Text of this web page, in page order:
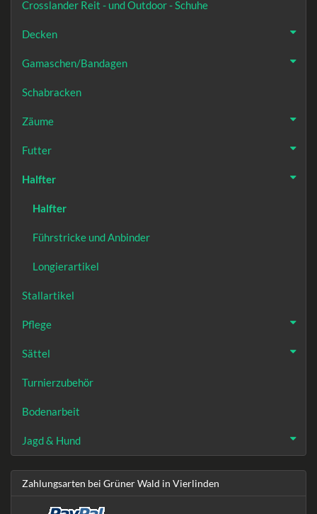
Crosslander Reit - und Outdoor - Schuhe
Decken
Gamaschen/Bandagen
Schabracken
Zäume
Futter
Halfter
Halfter
Führstricke und Anbinder
Longierartikel
Stallartikel
Pflege
Sättel
Turnierzubehör
Bodenarbeit
Jagd & Hund
Zahlungsarten bei Grüner Wald in Vierlinden